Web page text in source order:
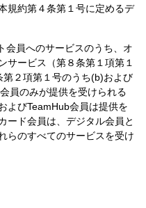
規約第４条第１号に定めるデ
会員へのサービスのうち、オ
サービス（第８条第１項第１
２項第１号のうち(b)および
員のみが提供を受けられる
よびTeamHub会員は提供を
ード会員は、デジタル会員と
らのすべてのサービスを受け